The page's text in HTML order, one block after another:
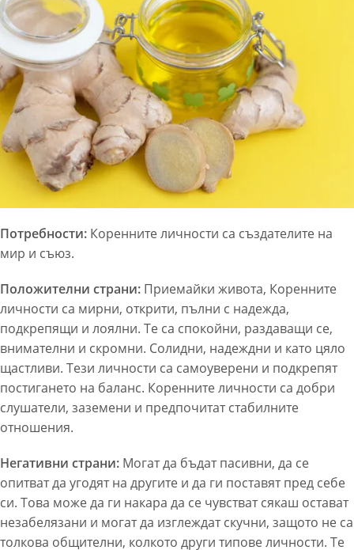
Потребности: Коренните личности са създателите на
мир и съюз.
Положителни страни: Приемайки живота, Коренните
личности са мирни, открити, пълни с надежда,
подкрепящи и лоялни. Те са спокойни, раздаващи се,
внимателни и скромни. Солидни, надеждни и като цяло
щастливи. Тези личности са самоуверени и подкрепят
постигането на баланс. Коренните личности са добри
слушатели, заземени и предпочитат стабилните
отношения.
Негативни страни: Могат да бъдат пасивни, да се
опитват да угодят на другите и да ги поставят пред себе
си. Това може да ги накара да се чувстват сякаш остават
незабелязани и могат да изглеждат скучни, защото не са
толкова общителни, колкото други типове личности. Те